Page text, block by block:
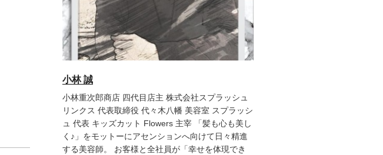
小林 誠
小林重次郎商店 四代目店主 株式会社スプラッシュ
リンクス 代表取締役 代々木八幡 美容室 スプラッシ
ュ 代表 キッズカット Flowers 主宰 「髪も心も美し
く♪」をモットーにアセンションへ向けて日々精進
する美容師。 お客様と全社員が「幸せを体現でき